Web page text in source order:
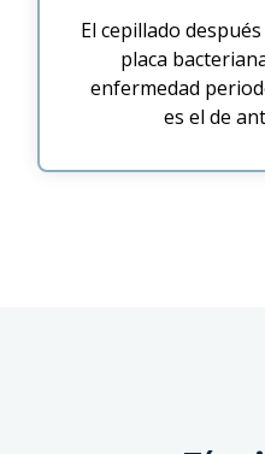
El cepillado
placa
enfermedad
es el de